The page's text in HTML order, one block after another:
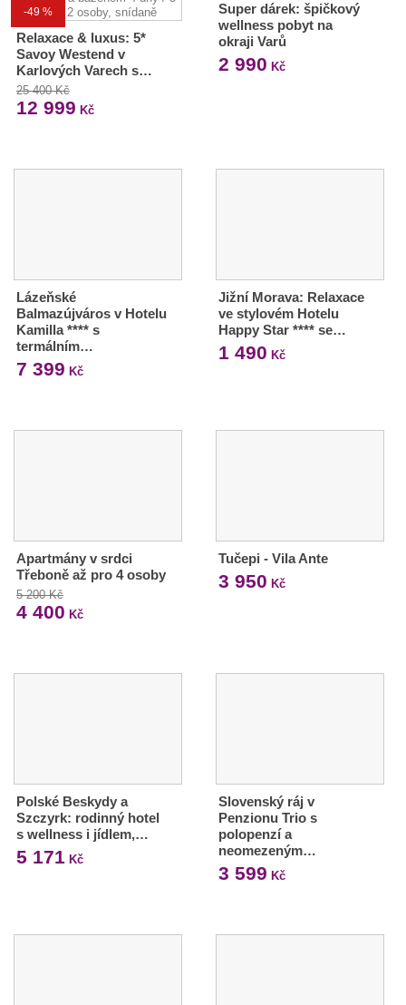
-49 %
Relaxace & luxus: 5*
Savoy Westend v
Karlových Varech s…
25 400 Kč
12 999 Kč
Super dárek: špičkový
wellness pobyt na
okraji Varů
2 990 Kč
Lázeňské
Balmazújváros v Hotelu
Kamilla **** s
termálním…
7 399 Kč
Jižní Morava: Relaxace
ve stylovém Hotelu
Happy Star **** se…
1 490 Kč
Apartmány v srdci
Třeboně až pro 4 osoby
5 200 Kč
4 400 Kč
Tučepi - Vila Ante
3 950 Kč
Polské Beskydy a
Szczyrk: rodinný hotel
s wellness i jídlem,…
5 171 Kč
Slovenský ráj v
Penzionu Trio s
polopenzí a
neomezeným…
3 599 Kč